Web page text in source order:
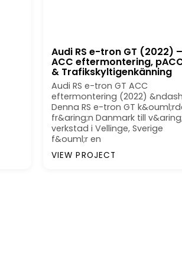
Audi RS e-tron GT (2022) –
ACC eftermontering,
& Trafikskyltigenkänning
Audi RS e-tron GT ACC
eftermontering (2022)
Denna RS e-tron GT
fr&aring;n Danmark till
verkstad i Vellinge, Sverige
f&ouml;r en
VIEW PROJECT